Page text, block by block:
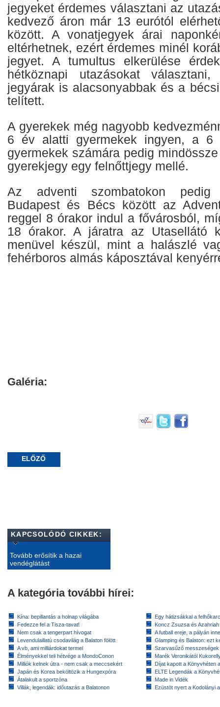
jegyeket érdemes választani az
kedvező áron már 13 eurótól
között. A vonatjegyek árai
eltérhetnek, ezért érdemes minél
jegyet. A tumultus elkerülése
hétköznapi utazásokat
jegyárak is alacsonyabbak és a
telített.
A gyerekek még nagyobb
6 év alatti gyermekek ingyen, a
gyermekek számára pedig
gyerekjegy egy felnőttjegy mellé.
Az adventi szombatokon pedig
Budapest és Bécs között az
reggel 8 órakor indul a fővárosból,
18 órakor. A járatra az Utasellátó
menüvel készül, mint a halászlé
fehérboros almás káposztával
Galéria:
ELŐZŐ
KAPCSOLÓDÓ CIKKEK:
Tovább erősítik a hazai
vendéglátást
A kategória további hírei:
Kína: bepillantás a holnap világába
Fedezze fel a Tisza-tavat!
Nem csak a tengerpart hívogat
Levendulaillatú csodavilág a Balaton fölött
A vb, ami milliárdokat termel
Élményekkel teli hétvége a MondoConon
Milliók kelnek útra - nem csak a meccsekért
Japán és Korea beköltözik a Hungexpóra
Átalakult a sportzóna
Villák, legendák: időutazás a Balatonon
Egy hátizsákkal a
Koncz Zsuzsa és
A futball ereje, a pályán
Glamping és Balaton: ezt
Szarvasűző messzeségek
Marék Veronikától
Díjat kapott a Könyvhéten
ELTE Legendák a
Made in Vidék
Ezüstöt nyert a Kodolányi